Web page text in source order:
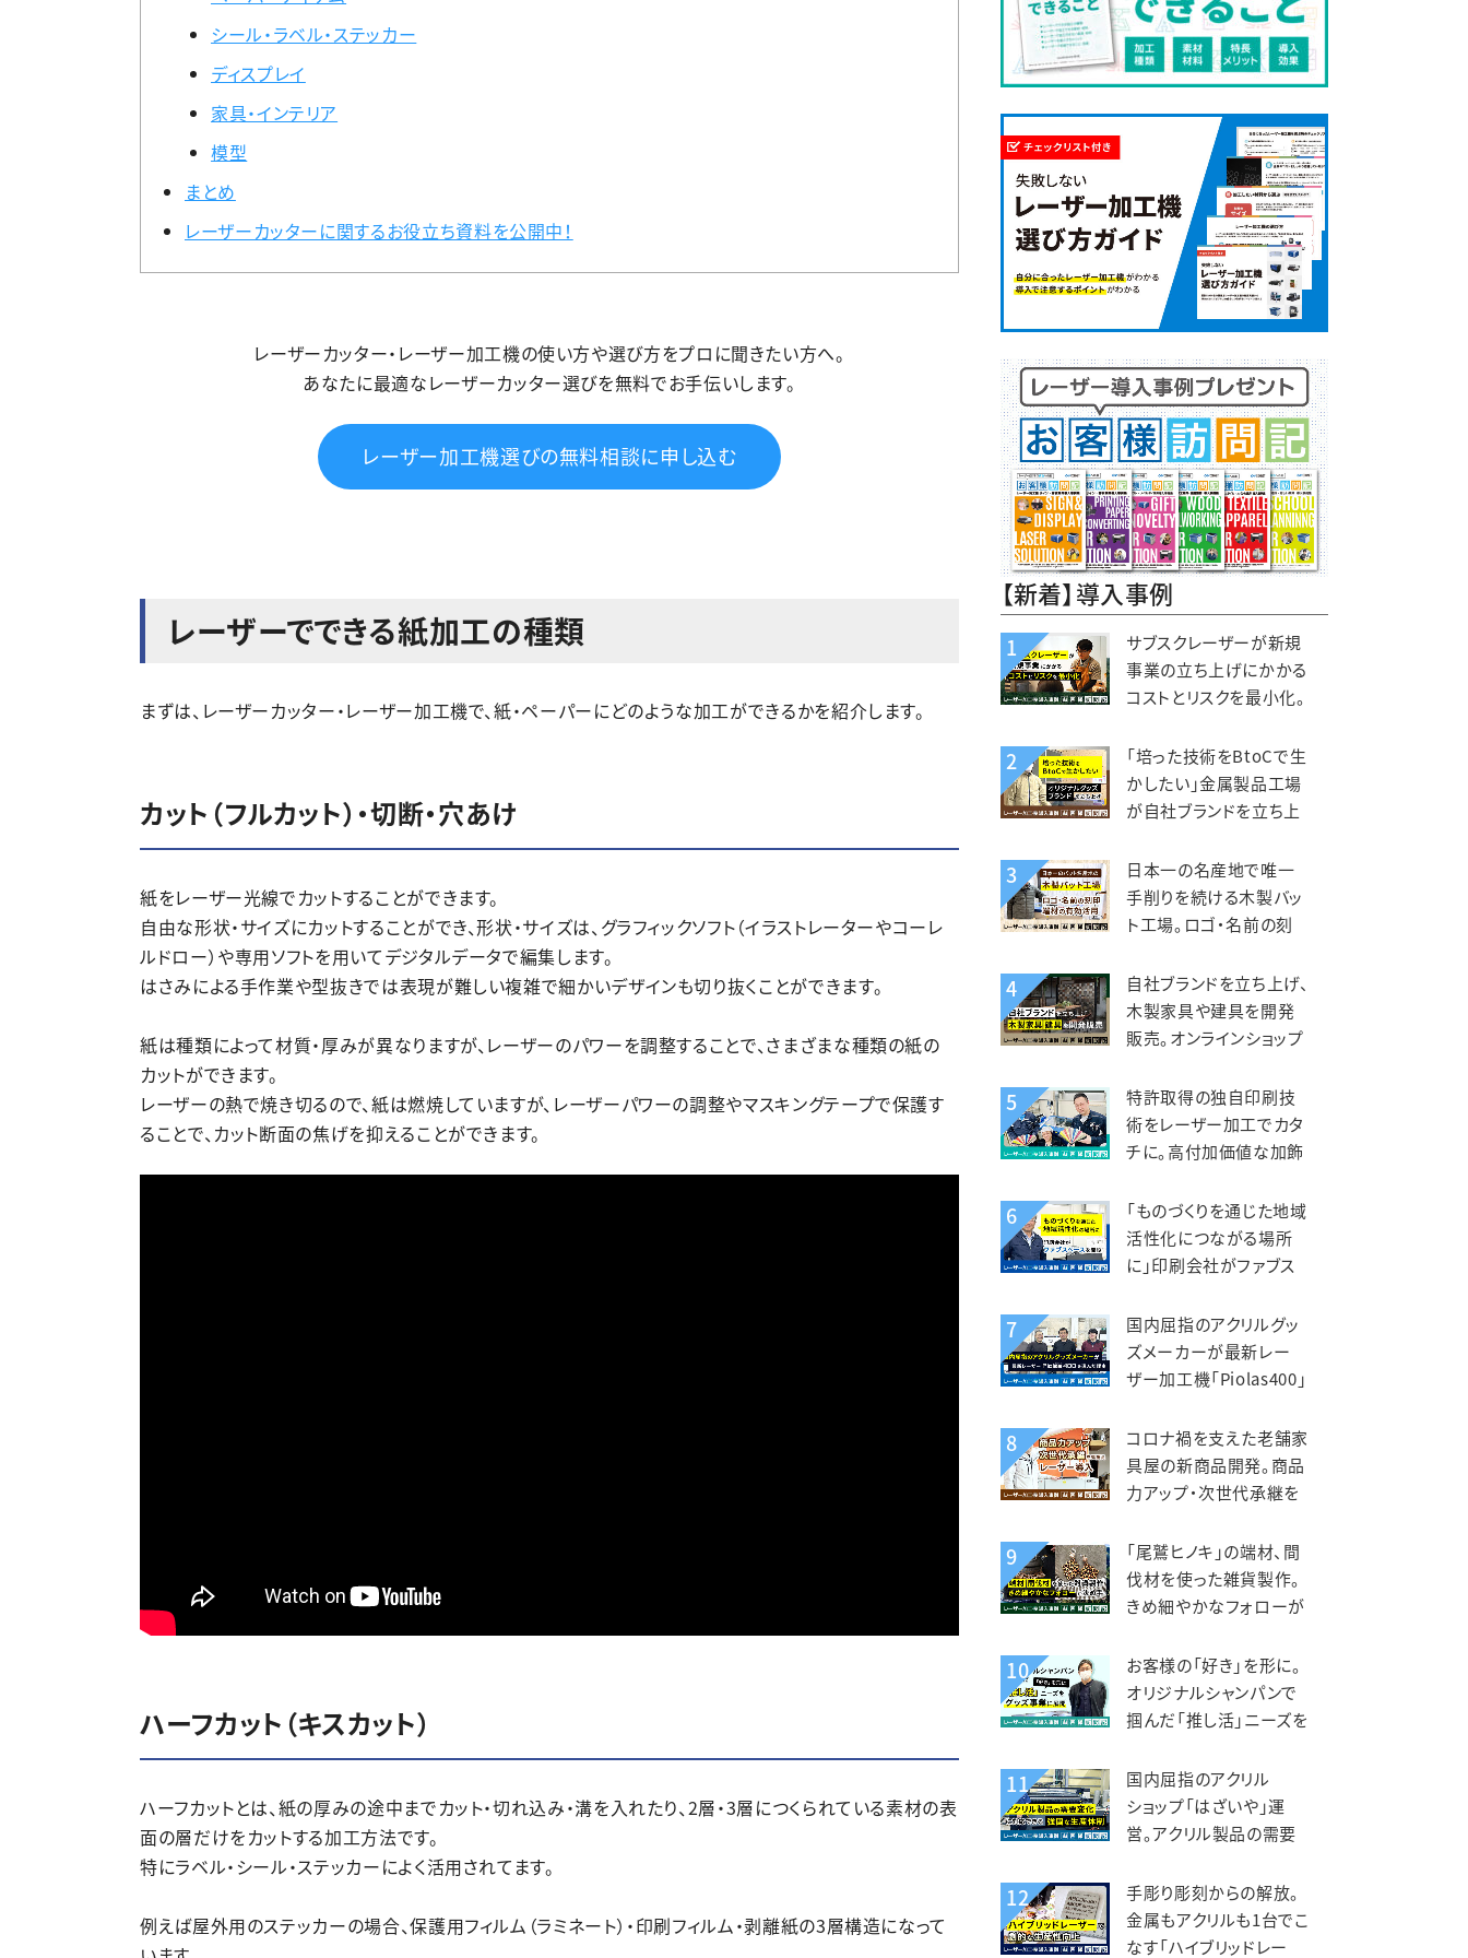
シール・ラベル・ステッカー
ディスプレイ
家具・インテリア
模型
まとめ
レーザーカッターに関するお役立ち資料を公開中！
レーザーカッター・レーザー加工機の使い方や選び方をプロに聞きたい方へ。
あなたに最適なレーザーカッター選びを無料でお手伝いします。
レーザー加工機選びの無料相談に申し込む
レーザーでできる紙加工の種類
まずは、レーザーカッター・レーザー加工機で、紙・ペーパーにどのような加工ができるかを紹介します。
カット（フルカット）・切断・穴あけ
紙をレーザー光線でカットすることができます。
自由な形状・サイズにカットすることができ、形状・サイズは、グラフィックソフト（イラストレーターやコーレ
ルドロー）や専用ソフトを用いてデジタルデータで編集します。
はさみによる手作業や型抜きでは表現が難しい複雑で細かいデザインも切り抜くことができます。
紙は種類によって材質・厚みが異なりますが、レーザーのパワーを調整することで、さまざまな種類の紙の
カットができます。
レーザーの熱で焼き切るので、紙は燃焼していますが、レーザーパワーの調整やマスキングテープで保護す
ることで、カット断面の焦げを抑えることができます。
ハーフカット（キスカット）
ハーフカットとは、紙の厚みの途中までカット・切れ込み・溝を入れたり、2層・3層につくられている素材の表
面の層だけをカットする加工方法です。
特にラベル・シール・ステッカーによく活用されてます。
例えば屋外用のステッカーの場合、保護用フィルム（ラミネート）・印刷フィルム・剥離紙の3層構造になって
【新着】導入事例
1
サブスクレーザーが新規
事業の立ち上げにかかる
コストとリスクを最小化。
kiond（キオンド）様
2
「培った技術をBtoCで生
かしたい」金属製品工場
が自社ブランドを立ち上
造販売。錦中央工業様
3
日本一の名産地で唯一
手削りを続ける木製バッ
ト工場。ロゴ・名前の刻
を活用。エスオースポーツ
工業様
4
自社ブランドを立ち上げ、
木製家具や建具を開発
販売。オンラインショップ
大。KIZAIKU C+（阪口銘
木店）様
5
特許取得の独自印刷技
術をレーザー加工でカタ
チに。高付加価値な加飾
柱へ。智昌加工様
6
「ものづくりを通じた地域
活性化につながる場所
に」印刷会社がファブス
や印刷工業様
7
国内屈指のアクリルグッ
ズメーカーが最新レー
ザー加工機「Piolas400」
（北星社グループ）様
8
コロナ禍を支えた老舗家
具屋の新商品開発。商品
力アップ・次世代承継を
津木工様
9
「尾鷲ヒノキ」の端材、間
伐材を使った雑貨製作。
きめ細やかなフォローが
すや様
10
お客様の「好き」を形に。
オリジナルシャンパンで
掴んだ「推し活」ニーズを
インマーケット様
11
国内屈指のアクリル
ショップ「はざいや」運
営。アクリル製品の需要
生産体制。菅原工芸様
12
手彫り彫刻からの解放。
金属もアクリルも1台でこ
なす「ハイブリッドレー